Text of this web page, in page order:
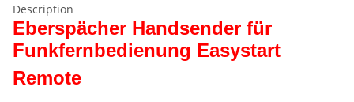
Description
Eberspächer Handsender für
Funkfernbedienung Easystart
Remote